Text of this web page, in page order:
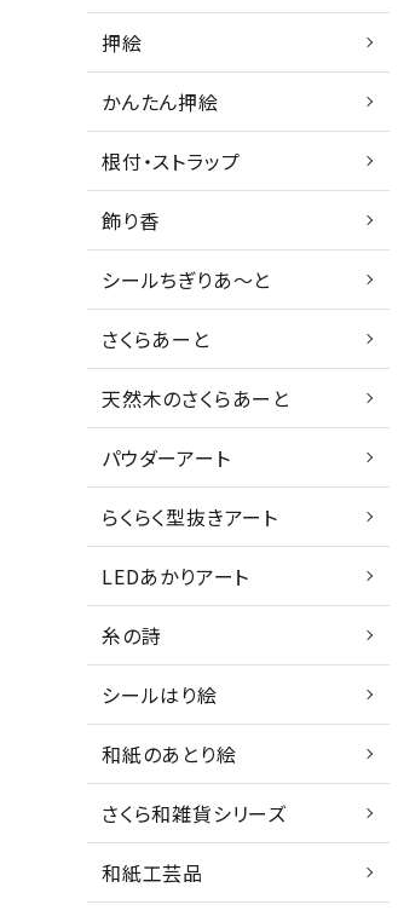
押絵
かんたん押絵
根付・ストラップ
飾り香
シールちぎりあ～と
さくらあーと
天然木のさくらあーと
パウダーアート
らくらく型抜きアート
LEDあかりアート
糸の詩
シールはり絵
和紙のあとり絵
さくら和雑貨シリーズ
和紙工芸品